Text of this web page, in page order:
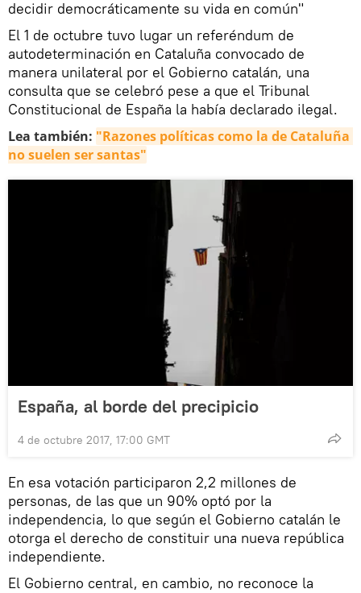
decidir democráticamente su vida en común"
El 1 de octubre tuvo lugar un referéndum de
autodeterminación en Cataluña convocado de
manera unilateral por el Gobierno catalán, una
consulta que se celebró pese a que el Tribunal
Constitucional de España la había declarado ilegal.
Lea también: "Razones políticas como la de Cataluña
no suelen ser santas"
España, al borde del precipicio
4 de octubre 2017, 17:00 GMT
En esa votación participaron 2,2 millones de
personas, de las que un 90% optó por la
independencia, lo que según el Gobierno catalán le
otorga el derecho de constituir una nueva república
independiente.
El Gobierno central, en cambio, no reconoce la